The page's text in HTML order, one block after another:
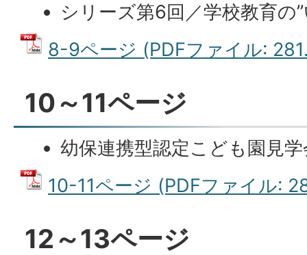
シリーズ第6回／学校教育の
8-9ページ (PDFファイル:
10～11ページ
幼保連携型認定こども園見
10-11ページ (PDFファイル:
12～13ページ